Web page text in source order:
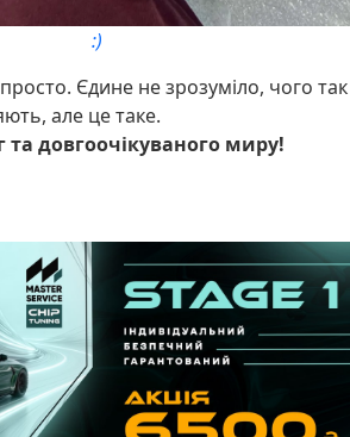
:)
Єдине не зрозуміло, чого так
але це таке.
та довгоочікуваного миру!